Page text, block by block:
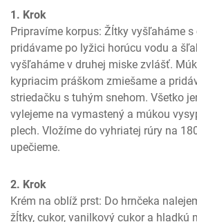
1. Krok
Pripravíme korpus: Žĺtky vyšľaháme
pridávame po lyžici horúcu vodu a
vyšľaháme v druhej miske zvlášť.
kypriacim práškom zmiešame a
striedačku s tuhým snehom. Všetko
vylejeme na vymastený a múkou
plech. Vložíme do vyhriatej rúry na
upečieme.
2. Krok
Krém na oblíž prst: Do hrnčeka
žĺtky, cukor, vanilkový cukor a hladkú